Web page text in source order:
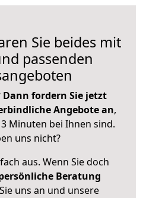
Sie beides mit
passenden
Dann fordern Sie jetzt
Angebote an,
Minuten bei Ihnen sind.
uns nicht?
aus. Wenn Sie doch
Beratung
uns an und unsere